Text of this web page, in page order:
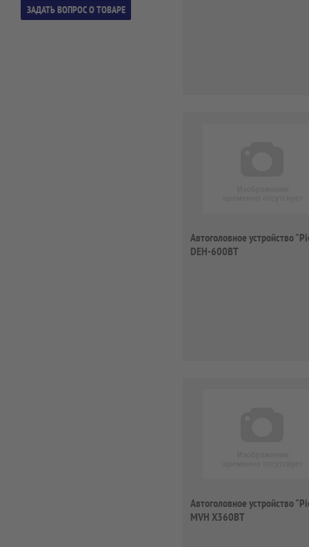
Автоголовное устройство
DEH-600BT
Автоголовное устройство
MVH X360BT